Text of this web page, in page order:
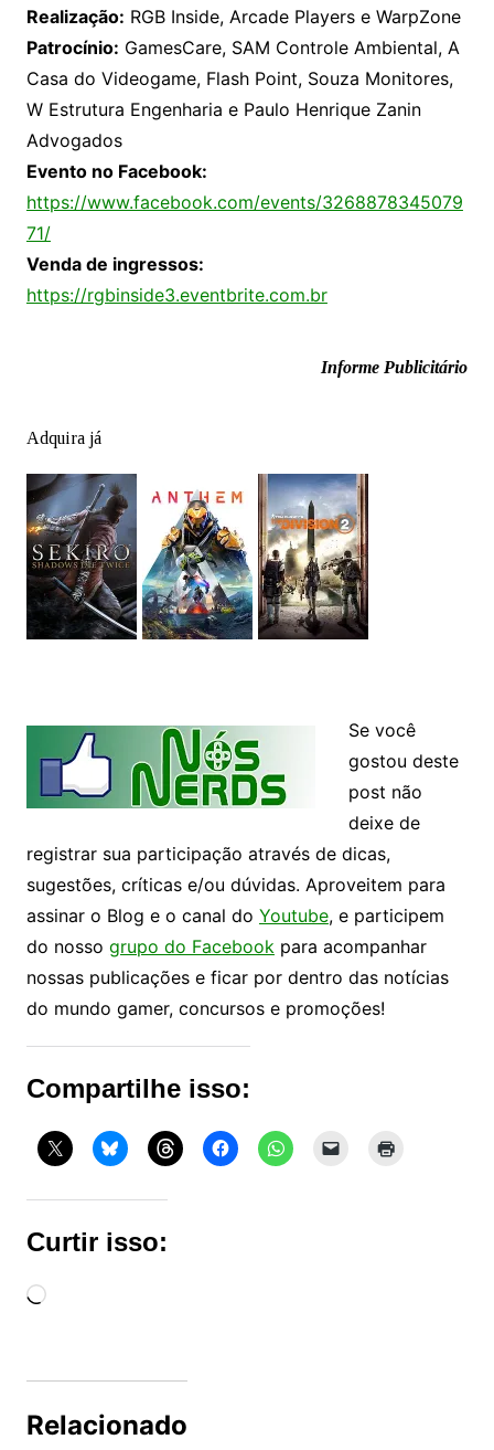
Realização: RGB Inside, Arcade Players e WarpZone
Patrocínio: GamesCare, SAM Controle Ambiental, A
Casa do Videogame, Flash Point, Souza Monitores,
W Estrutura Engenharia e Paulo Henrique Zanin
Advogados
Evento no Facebook:
https://www.facebook.com/events/3268878345079
71/
Venda de ingressos:
https://rgbinside3.eventbrite.com.br
Informe Publicitário
Adquira já
Se você
gostou deste
post não
deixe de
registrar sua participação através de dicas,
sugestões, críticas e/ou dúvidas. Aproveitem para
assinar o Blog e o canal do Youtube, e participem
do nosso grupo do Facebook para acompanhar
nossas publicações e ficar por dentro das notícias
do mundo gamer, concursos e promoções!
Compartilhe isso:
Curtir isso:
Carregando...
Relacionado